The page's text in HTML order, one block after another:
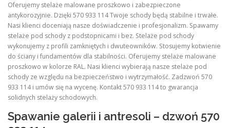
Oferujemy stelaże malowane proszkowo i zabezpieczone
antykorozyjnie. Dzięki 570 933 114 Twoje schody będą stabilne i trwałe.
Nasi klienci doceniają nasze doświadczenie i profesjonalizm. Spawamy
stelaże pod schody z podstopnicami i bez. Stelaże pod schody
wykonujemy z profili zamkniętych i dwuteowników. Stosujemy kotwienie
do ściany i fundamentów dla stabilności. Oferujemy stelaże malowane
proszkowo w kolorze RAL. Nasi klienci wybierają nasze stelaże pod
schody ze względu na bezpieczeństwo i wytrzymałość. Zadzwoń 570
933 114 i umów się na wycenę. Kontakt 570 933 114 to gwarancja
solidnych stelaży schodowych.
Spawanie galerii i antresoli – dzwoń 570